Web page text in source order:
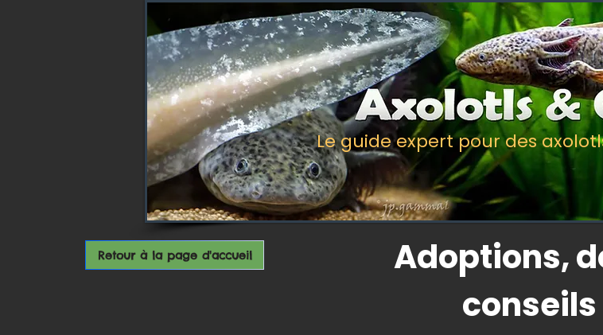
Le guide expert pour des
Adoptions,
conseils
Retour à la page d'accueil